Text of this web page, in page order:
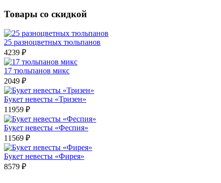
Товары со скидкой
25 разноцветных тюльпанов
4239 ₽
17 тюльпанов микс
2049 ₽
Букет невесты «Тризен»
11959 ₽
Букет невесты «Феспия»
11569 ₽
Букет невесты «Фирея»
8579 ₽